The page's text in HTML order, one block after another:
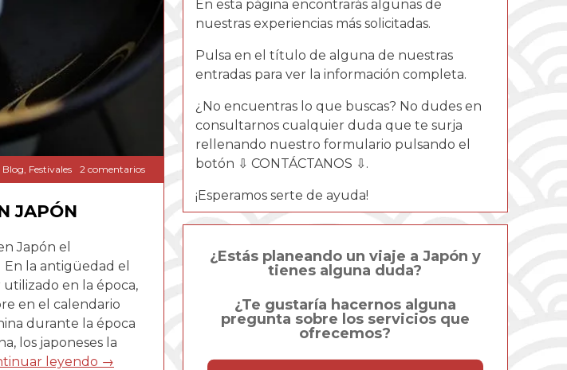
Blog Festivales 2 comentariosen
Tsukimi
contemplación
JAPÓN
Japón el
la antigüedad el
en la época,
en el calendario
durante la época
los japoneses la
leyendo →
En esta página encontrarás algunas de
nuestras experiencias más solicitadas.
Pulsa en el título de alguna de nuestras
entradas para ver la información completa.
¿No encuentras lo que buscas? No dudes en
consultarnos cualquier duda que te surja
rellenando nuestro formulario pulsando el
botón ⇩ CONTÁCTANOS ⇩.
¡Esperamos serte de ayuda!
¿Estás planeando un viaje a Japón y
tienes alguna duda?
¿Te gustaría hacernos alguna
pregunta sobre los servicios que
ofrecemos?